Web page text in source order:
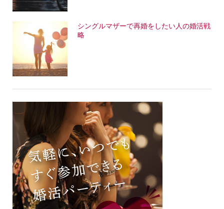
シングルマザーで再婚をしたい人の婚活戦
略